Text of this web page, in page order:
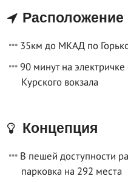
Расположение
35км до МКАД по
90 минут на
Курского вокзала
Концепция
В пешей доступности
парковка на 292 места